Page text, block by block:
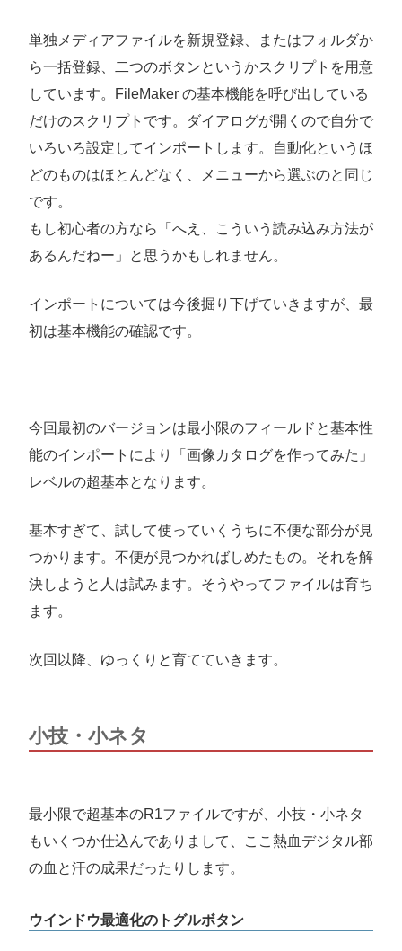
単独メディアファイルを新規登録、またはフォルダか
ら一括登録、二つのボタンというかスクリプトを用意
しています。FileMaker の基本機能を呼び出している
だけのスクリプトです。ダイアログが開くので自分で
いろいろ設定してインポートします。自動化というほ
どのものはほとんどなく、メニューから選ぶのと同じ
です。
もし初心者の方なら「へえ、こういう読み込み方法が
あるんだねー」と思うかもしれません。
インポートについては今後掘り下げていきますが、最
初は基本機能の確認です。
今回最初のバージョンは最小限のフィールドと基本性
能のインポートにより「画像カタログを作ってみた」
レベルの超基本となります。
基本すぎて、試して使っていくうちに不便な部分が見
つかります。不便が見つかればしめたもの。それを解
決しようと人は試みます。そうやってファイルは育ち
ます。
次回以降、ゆっくりと育てていきます。
小技・小ネタ
最小限で超基本のR1ファイルですが、小技・小ネタ
もいくつか仕込んでありまして、ここ熱血デジタル部
の血と汗の成果だったりします。
ウインドウ最適化のトグルボタン